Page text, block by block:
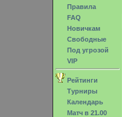
Правила
FAQ
Новичкам
Свободные
Под угрозой
VIP
Рейтинги
Турниры
Календарь
Матч в 21.00